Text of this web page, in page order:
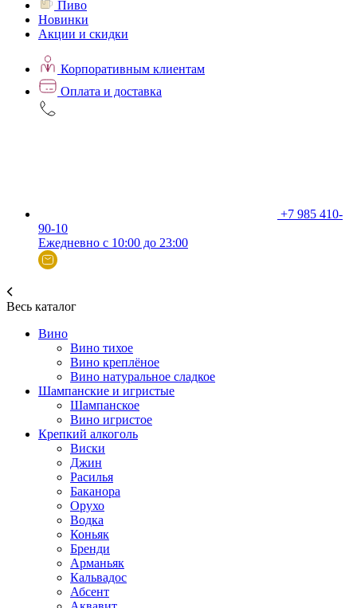
Пиво
Новинки
Акции и скидки
Корпоративным клиентам
Оплата и доставка
+7 985 410-
90-10
Ежедневно с 10:00 до 23:00
Весь каталог
Вино
Вино тихое
Вино креплёное
Вино натуральное сладкое
Шампанские и игристые
Шампанское
Вино игристое
Крепкий алкоголь
Виски
Джин
Расилья
Баканора
Орухо
Водка
Коньяк
Бренди
Арманьяк
Кальвадос
Абсент